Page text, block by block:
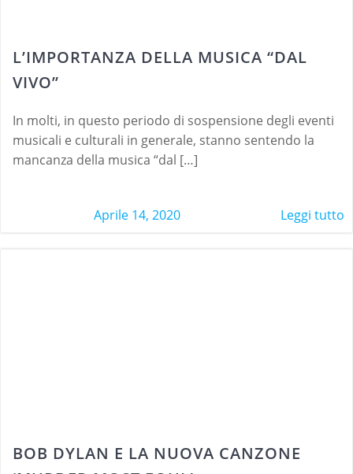
L’IMPORTANZA DELLA MUSICA “DAL
VIVO”
In molti, in questo periodo di sospensione degli eventi
musicali e culturali in generale, stanno sentendo la
mancanza della musica “dal […]
Aprile 14, 2020 Leggi tutto
BOB DYLAN E LA NUOVA CANZONE